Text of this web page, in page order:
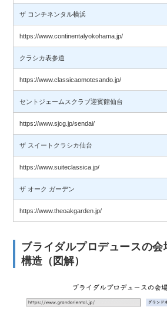
ザ コンチネンタル横浜
https://www.continentalyokohama.jp/
クラシカ表参道
https://www.classicaomotesando.jp/
セントジェームスクラブ迎賓館仙台
https://www.sjcg.jp/sendai/
ザ スイートクラシカ仙台
https://www.suiteclassica.jp/
ザ オーク ガーデン
https://www.theoakgarden.jp/
ブライダルプロデュースの
構造（図解）